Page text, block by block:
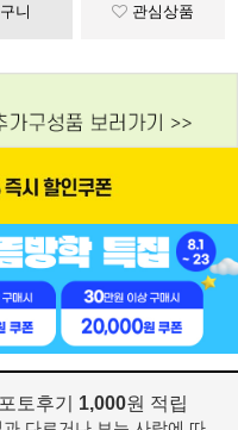
니 관심상품
토후기 1,000원 적립